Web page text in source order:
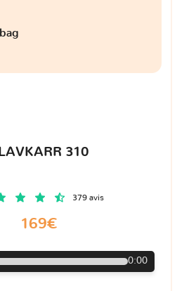
310
379 avis
169€
0:00